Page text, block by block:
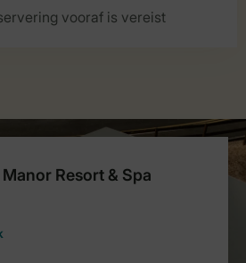
vooraf is vereist